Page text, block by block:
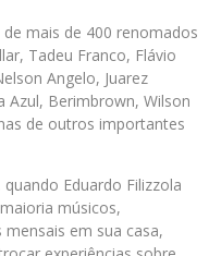
mais de 400 renomados
Tadeu Franco, Flávio
Angelo, Juarez
Azul, Berimbrown, Wilson
de outros importantes
Eduardo Filizzola
músicos,
em sua casa,